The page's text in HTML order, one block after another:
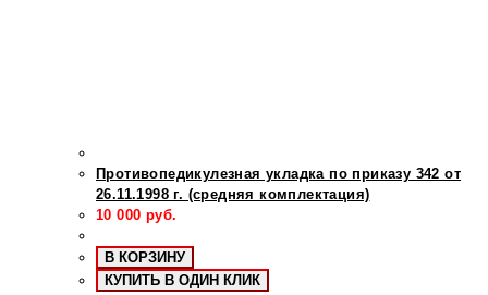
Противопедикулезная укладка по приказу 342 от
26.11.1998 г. (средняя комплектация)
10 000 руб.
В КОРЗИНУ
КУПИТЬ В ОДИН КЛИК